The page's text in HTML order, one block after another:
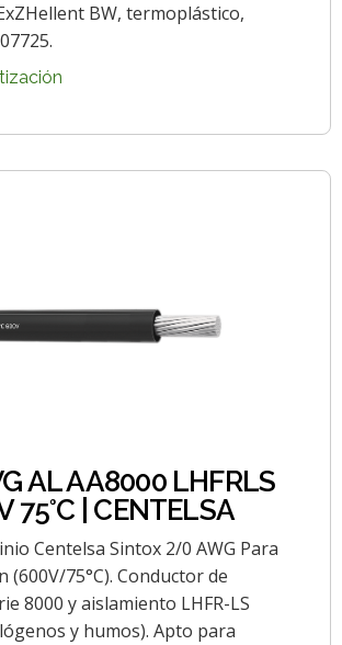
BW, termoplástico,
AL AA8000 LHFRLS
75°C | CENTELSA
Centelsa Sintox 2/0 AWG Para
(600V/75°C). Conductor de
8000 y aislamiento LHFR-LS
y humos). Apto para